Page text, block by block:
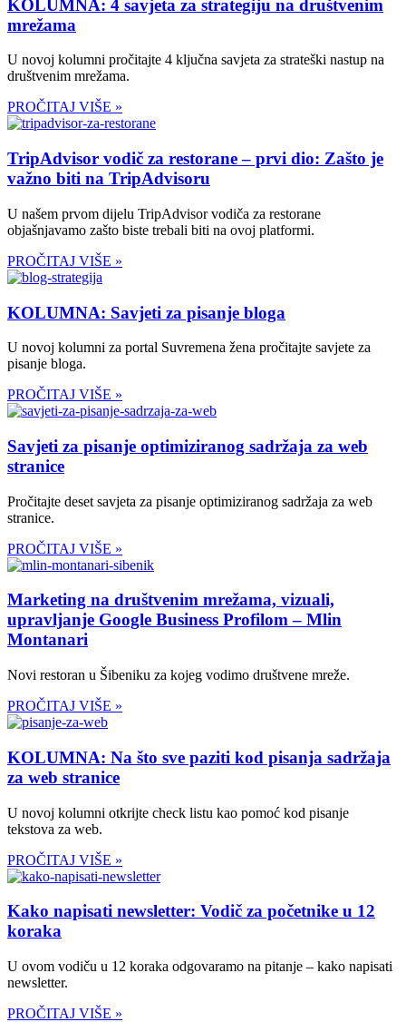
KOLUMNA: 4 savjeta za strategiju na društvenim
mrežama
U novoj kolumni pročitajte 4 ključna savjeta za strateški nastup na
društvenim mrežama.
PROČITAJ VIŠE »
TripAdvisor vodič za restorane – prvi dio: Zašto je
važno biti na TripAdvisoru
U našem prvom dijelu TripAdvisor vodiča za restorane
objašnjavamo zašto biste trebali biti na ovoj platformi.
PROČITAJ VIŠE »
KOLUMNA: Savjeti za pisanje bloga
U novoj kolumni za portal Suvremena žena pročitajte savjete za
pisanje bloga.
PROČITAJ VIŠE »
Savjeti za pisanje optimiziranog sadržaja za web
stranice
Pročitajte deset savjeta za pisanje optimiziranog sadržaja za web
stranice.
PROČITAJ VIŠE »
Marketing na društvenim mrežama, vizuali,
upravljanje Google Business Profilom – Mlin
Montanari
Novi restoran u Šibeniku za kojeg vodimo društvene mreže.
PROČITAJ VIŠE »
KOLUMNA: Na što sve paziti kod pisanja sadržaja
za web stranice
U novoj kolumni otkrijte check listu kao pomoć kod pisanje
tekstova za web.
PROČITAJ VIŠE »
Kako napisati newsletter: Vodič za početnike u 12
koraka
U ovom vodiču u 12 koraka odgovaramo na pitanje – kako napisati
newsletter.
PROČITAJ VIŠE »